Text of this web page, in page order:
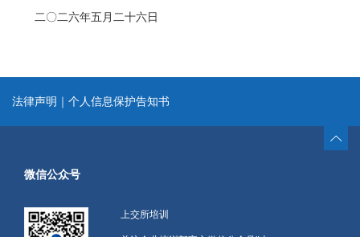
二〇二六年五月二十六日
法律声明 个人信息保护告知书
微信公众号
上交所培训